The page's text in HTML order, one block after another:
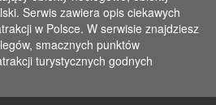
Serwis zawiera opis ciekawych
w Polsce. W serwisie znajdziesz
smacznych punktów
turystycznych godnych